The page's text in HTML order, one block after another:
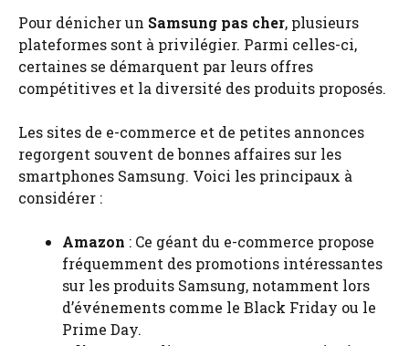
Pour dénicher un Samsung pas cher, plusieurs
plateformes sont à privilégier. Parmi celles-ci,
certaines se démarquent par leurs offres
compétitives et la diversité des produits proposés.
Les sites de e-commerce et de petites annonces
regorgent souvent de bonnes affaires sur les
smartphones Samsung. Voici les principaux à
considérer :
Amazon : Ce géant du e-commerce propose
fréquemment des promotions intéressantes
sur les produits Samsung, notamment lors
d’événements comme le Black Friday ou le
Prime Day.